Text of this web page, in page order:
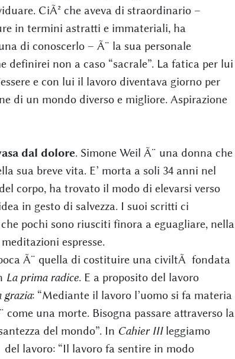
CiÃ² che aveva di straordinario –
in termini astratti e immateriali, ha
di conoscerlo – Ã¨ la sua personale
definirei non a caso “sacrale”. La fatica per lui
e con lui il lavoro diventava giorno per
di un mondo diverso e migliore. Aspirazione
dal dolore. Simone Weil Ã¨ una donna che
sua breve vita. E’ morta a soli 34 anni nel
corpo, ha trovato il modo di elevarsi verso
in gesto di salvezza. I suoi scritti ci
pochi sono riusciti finora a eguagliare, nella
espresse.
Ã¨ quella di costituire una civiltÃ fondata
La prima radice. E a proposito del lavoro
grazia: “Mediante il lavoro l’uomo si fa materia
una morte. Bisogna passare attraverso la
del mondo”. In Cahier IIIleggiamo
lavoro: “Il lavoro fa sentire in modo